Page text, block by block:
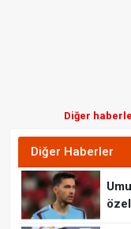
Diğer
Diğer Haberler